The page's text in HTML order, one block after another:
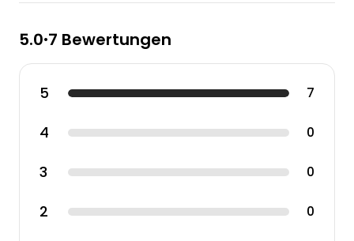
5.0•7 Bewertungen
5 7
4 0
3 0
2 0